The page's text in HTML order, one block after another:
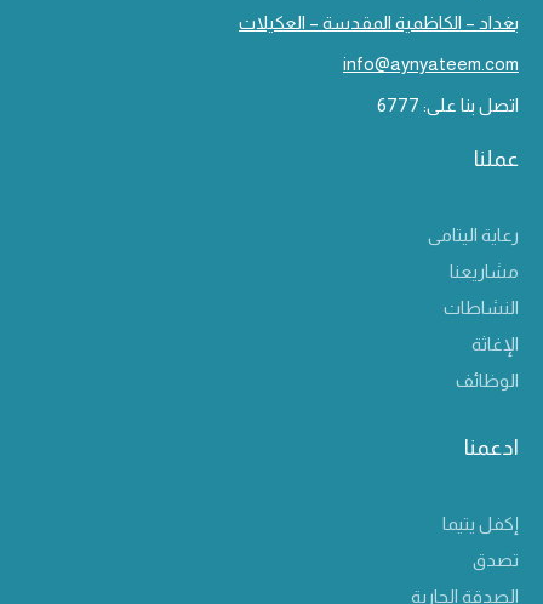
بغداد – الكاظمية المقدسة – العكيلات
info@aynyateem.com
اتصل بنا على: 6777
عملنا
رعاية اليتامى
مشاريعنا
النشاطات
الإغاثة
الوظائف
ادعمنا
إكفل يتيما
تصدق
الصدقة الجارية